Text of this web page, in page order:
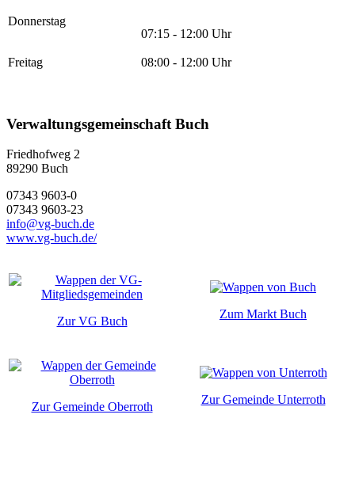
Donnerstag
07:15 - 12:00 Uhr
Freitag 08:00 - 12:00 Uhr
Verwaltungsgemeinschaft Buch
Friedhofweg 2
89290 Buch
07343 9603-0
07343 9603-23
info@vg-buch.de
www.vg-buch.de/
Zur VG Buch
Zum Markt Buch
Zur Gemeinde Oberroth
Zur Gemeinde Unterroth